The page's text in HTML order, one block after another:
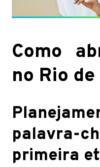
Como
no Rio
primeira